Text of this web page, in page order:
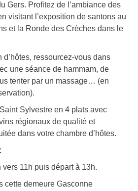
Gers. Profitez de l’ambiance des
visitant l’exposition de santons au
et la Ronde des Crèches dans le
d’hôtes, ressourcez-vous dans
une séance de hammam, de
tenter par un massage… (en
Sylvestre en 4 plats avec
régionaux de qualité et
dans votre chambre d’hôtes.
11h puis départ à 13h.
cette demeure Gasconne